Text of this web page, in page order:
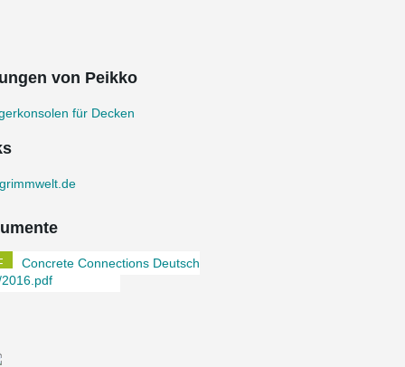
von Peikko
für Decken
Concrete Connections Deutsch